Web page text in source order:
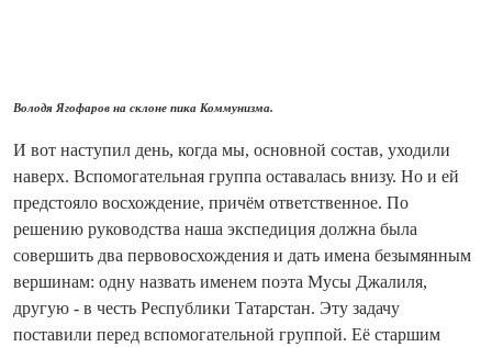
Володя Ягофаров на склоне пика Коммунизма.
И вот наступил день, ко­гда мы, основной состав, уходили
наверх. Вспомогательная группа оставалась внизу. Но и ей
предстояло восхождение, причём ответственное. По
решению руководства наша экспедиция должна была
совершить два первовосхождения и дать имена безымянным
вершинам: одну назвать именем поэта Мусы Джалиля,
другую - в честь Респуб­лики Татарстан. Эту задачу
поставили перед вспомогательной группой. Её старшим